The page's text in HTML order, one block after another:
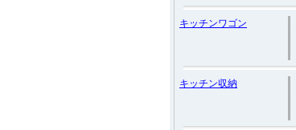
キッチンワゴン
キッチン収納